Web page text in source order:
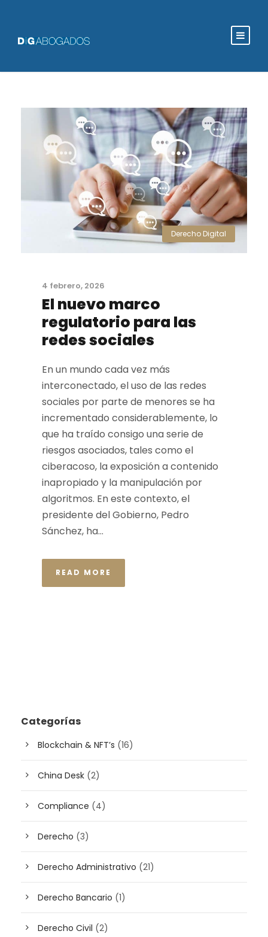
Derecho Digital
4 febrero, 2026
El nuevo marco
regulatorio para las
redes sociales
En un mundo cada vez más
interconectado, el uso de las redes
sociales por parte de menores se ha
incrementado considerablemente, lo
que ha traído consigo una serie de
riesgos asociados, tales como el
ciberacoso, la exposición a contenido
inapropiado y la manipulación por
algoritmos. En este contexto, el
presidente del Gobierno, Pedro
Sánchez, ha...
READ MORE
Categorías
Blockchain & NFT’s (16)
China Desk (2)
Compliance (4)
Derecho (3)
Derecho Administrativo (21)
Derecho Bancario (1)
Derecho Civil (2)